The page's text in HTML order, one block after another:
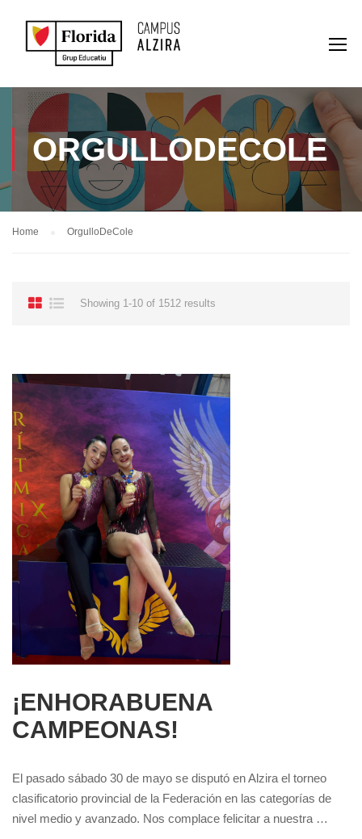
ORGULLODECOLE
Home OrgulloDeCole
Showing 1-10 of 1512 results
¡ENHORABUENA
CAMPEONAS!
El pasado sábado 30 de mayo se disputó en Alzira el torneo
clasificatorio provincial de la Federación en las categorías de
nivel medio y avanzado. Nos complace felicitar a nuestra …